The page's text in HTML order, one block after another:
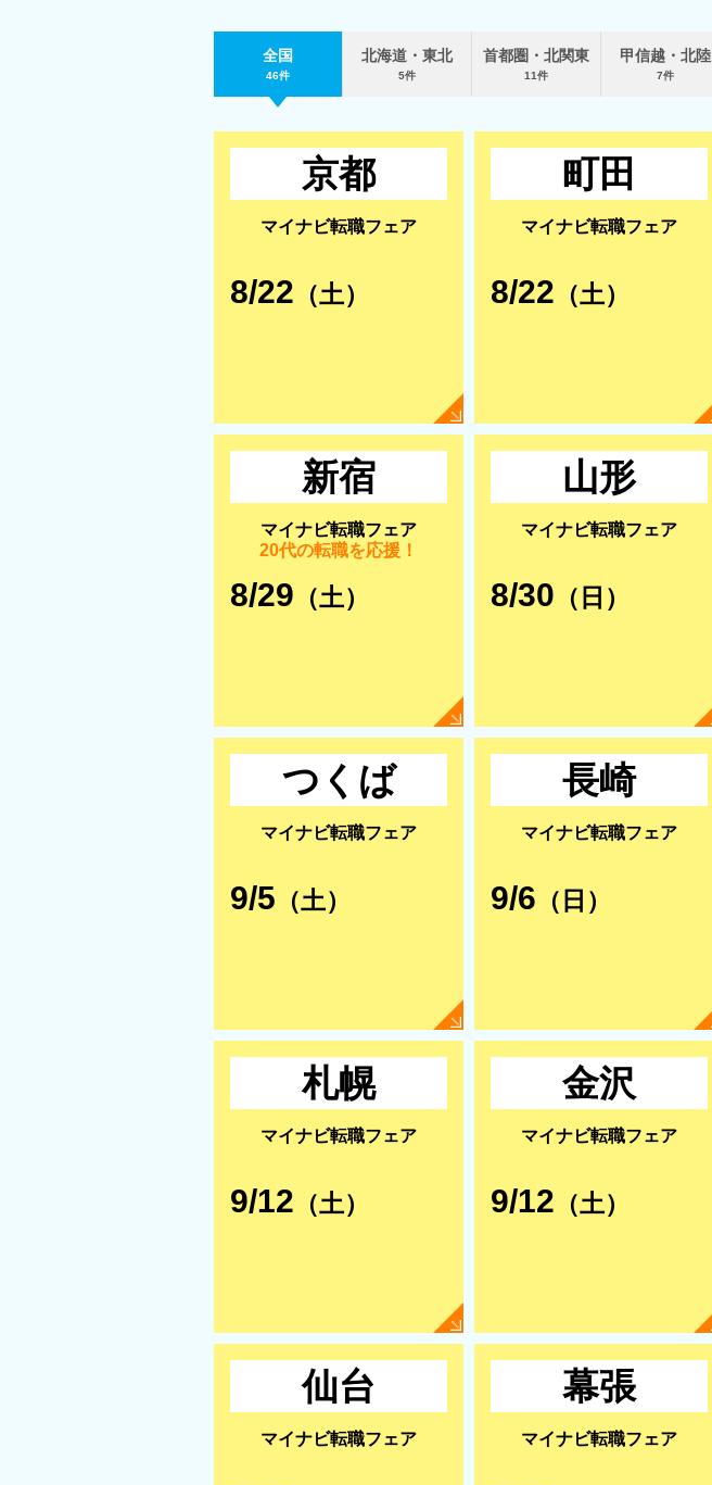
全国
46件
北海道・東北
5件
首都圏・北関東
11件
甲信越・北陸
7件
京都
マイナビ転職フェア
8/22 （土）
町田
マイナビ転職フェア
8/22 （土）
新宿
マイナビ転職フェア
20代の転職を応援！
8/29 （土）
山形
マイナビ転職フェア
8/30 （日）
つくば
マイナビ転職フェア
9/5 （土）
長崎
マイナビ転職フェア
9/6 （日）
札幌
マイナビ転職フェア
9/12 （土）
金沢
マイナビ転職フェア
9/12 （土）
仙台
マイナビ転職フェア
幕張
マイナビ転職フェア